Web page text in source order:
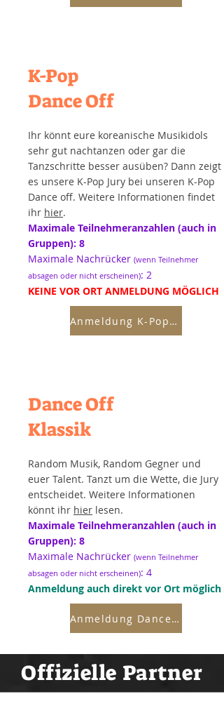
K-Pop
Dance Off
Ihr könnt eure koreanische Musikidols
sehr gut nachtanzen oder gar die
Tanzschritte besser ausüben? Dann zeigt
es unsere K-Pop Jury bei unseren K-Pop
Dance off. Weitere Informationen findet
ihr hier.
Maximale Teilnehmeranzahlen (auch in
Gruppen): 8
Maximale Nachrücker (wenn Teilnehmer
absagen oder nicht erscheinen): 2
KEINE VOR ORT ANMELDUNG MÖGLICH
Anmeldung K-Pop Dance Off
Dance Off
Klassik
Random Musik, Random Gegner und
euer Talent. Tanzt um die Wette, die Jury
entscheidet. Weitere Informationen
könnt ihr hier lesen.
Maximale Teilnehmeranzahlen (auch in
Gruppen): 8
Maximale Nachrücker (wenn Teilnehmer
absagen oder nicht erscheinen): 4
Anmeldung auch direkt vor Ort möglich
Anmeldung Dance Off
Offizielle Partner